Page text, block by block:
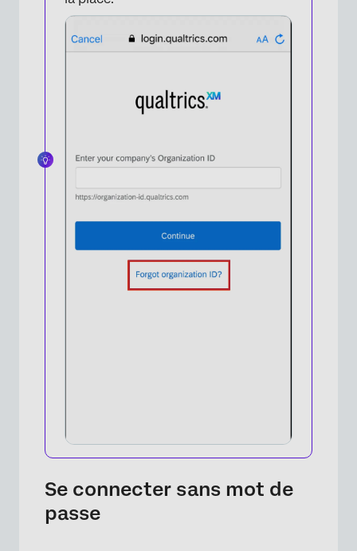
×
Se connecter sans mot de
passe